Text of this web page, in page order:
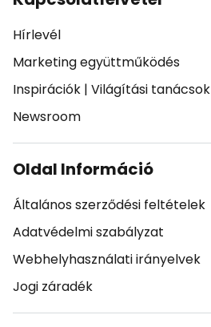
Hírlevél
Marketing együttműködés
Inspirációk | Világítási tanácsok
Newsroom
Oldal Információ
Általános szerződési feltételek
Adatvédelmi szabályzat
Webhelyhasználati irányelvek
Jogi záradék